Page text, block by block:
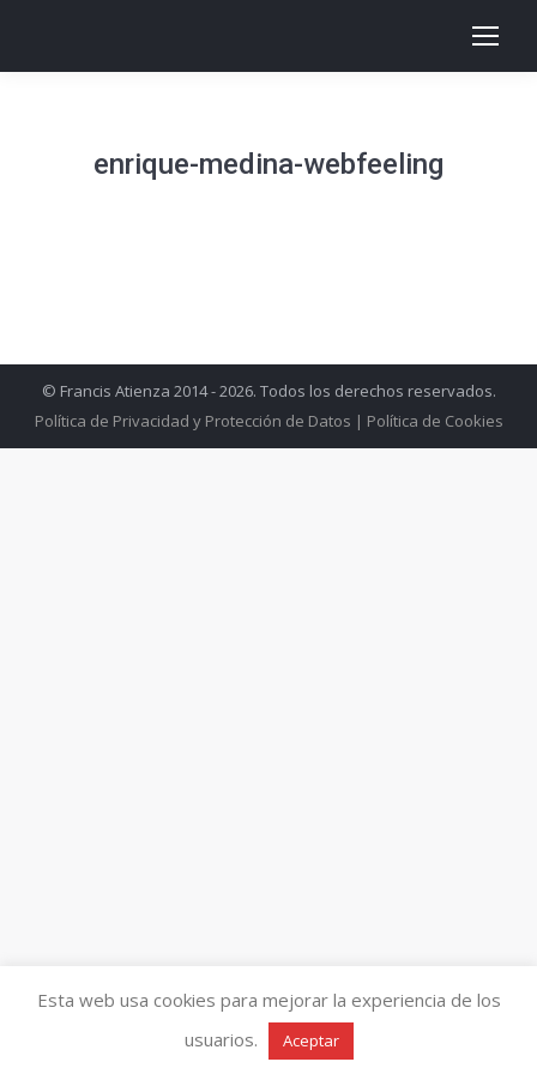
enrique-medina-webfeeling
© Francis Atienza 2014 - 2026. Todos los derechos reservados.
Política de Privacidad y Protección de Datos | Política de Cookies
Esta web usa cookies para mejorar la experiencia de los
usuarios.
Aceptar